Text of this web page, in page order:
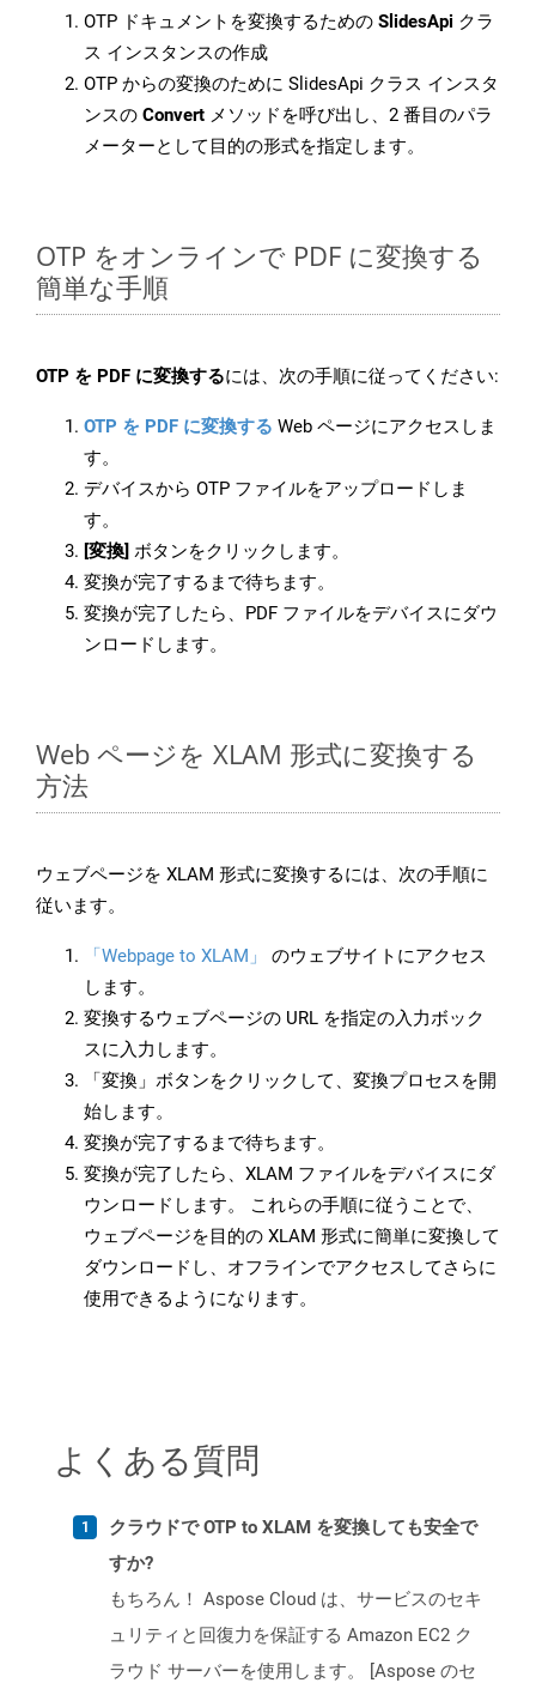
OTP ドキュメントを変換するための SlidesApi クラ
ス インスタンスの作成
OTP からの変換のために SlidesApi クラス インスタ
ンスの Convert メソッドを呼び出し、2 番目のパラ
メーターとして目的の形式を指定します。
OTP をオンラインで PDF に変換する
簡単な手順
OTP を PDF に変換するには、次の手順に従ってください:
OTP を PDF に変換する Web ページにアクセスしま
す。
デバイスから OTP ファイルをアップロードしま
す。
[変換] ボタンをクリックします。
変換が完了するまで待ちます。
変換が完了したら、PDF ファイルをデバイスにダウ
ンロードします。
Web ページを XLAM 形式に変換する
方法
ウェブページを XLAM 形式に変換するには、次の手順に
従います。
「Webpage to XLAM」
のウェブサイトにアクセス
します。
変換するウェブページの URL を指定の入力ボック
スに入力します。
「変換」ボタンをクリックして、変換プロセスを開
始します。
変換が完了するまで待ちます。
変換が完了したら、XLAM ファイルをデバイスにダ
ウンロードします。 これらの手順に従うことで、
ウェブページを目的の XLAM 形式に簡単に変換して
ダウンロードし、オフラインでアクセスしてさらに
使用できるようになります。
よくある質問
クラウドで OTP to XLAM を変換しても安全で
すか?
もちろん！ Aspose Cloud は、サービスのセキ
ュリティと回復力を保証する Amazon EC2 ク
ラウド サーバーを使用します。 [Aspose のセ